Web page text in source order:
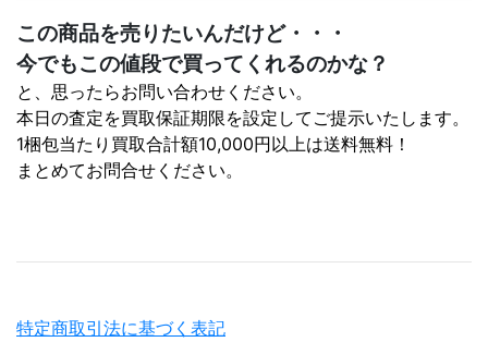
この商品を売りたいんだけど・・・
今でもこの値段で買ってくれるのかな？
と、思ったらお問い合わせください。
本日の査定を買取保証期限を設定してご提示いたします。
1梱包当たり買取合計額10,000円以上は送料無料！
まとめてお問合せください。
特定商取引法に基づく表記